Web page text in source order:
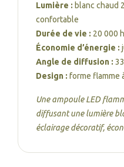
Lumière : blanc chaud
confortable
Durée de vie : 20 000
Économie d’énergie :
Angle de diffusion :
Design : forme flamme
Une ampoule LED
diffusant une lumière
éclairage décoratif,